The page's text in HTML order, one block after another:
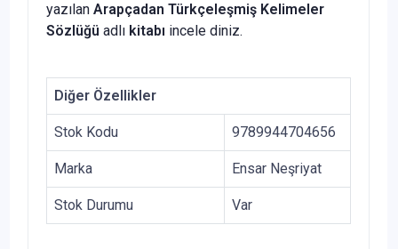
yazılan Arapçadan Türkçeleşmiş Kelimeler
Sözlüğü adlı kitabı incele diniz.
Diğer Özellikler
Stok Kodu 9789944704656
Marka Ensar Neşriyat
Stok Durumu Var